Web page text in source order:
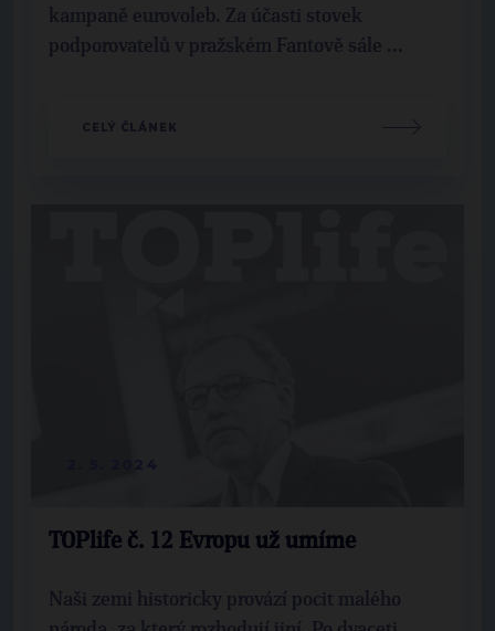
kampaně eurovoleb. Za účasti stovek
podporovatelů v pražském Fantově sále ...
CELÝ ČLÁNEK
TOPlife č. 12 Evropu už umíme
Naši zemi historicky provází pocit malého